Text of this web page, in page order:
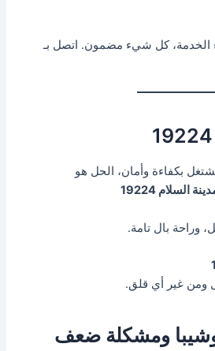
الخدمة، كل شيء مضمون. اتصل بـ
بكفاءة وأمان، الحل هو
السلام 19224
وراحة بال تامة.
ومن غير أي قلق.
ومشكلة ضعف